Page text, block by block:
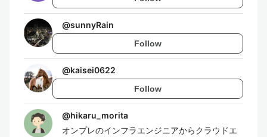
@sunnyRain
Follow
@kaisei0622
Follow
@hikaru_morita
オンプレのインフラエンジニアからクラウドエ